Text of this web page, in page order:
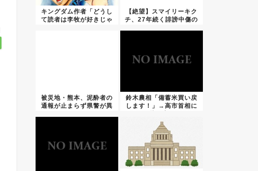
キングダム作者「どうし
て読者は李牧が好きじゃ
【絶望】スマイリーキク
チ、27年続く誹謗中傷の
被災地・熊本、泥酔者の
通報が止まらず県警が異
鈴木農相「備蓄米買い戻
します！」→高市首相に